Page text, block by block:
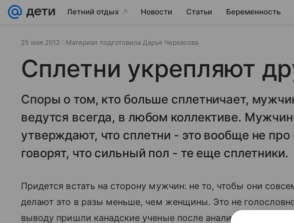
Летний отдых Новости Статьи Беременность
25 мая 2012 Материал подготовила Дарья Черкасова
Сплетни укрепляют
Споры о том, кто больше сплетничает,
ведутся всегда, в любом коллективе.
утверждают, что сплетни - это вообще не
говорят, что сильный пол - те еще сплетники.
Придется встать на сторону мужчин: не то, чтобы они
делают это в разы меньше, чем женщины. Это не
выводу пришли канадские ученые после анализа анкет,